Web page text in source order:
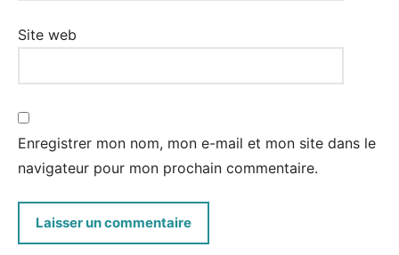
Site web
Enregistrer mon nom, mon e-mail et mon site dans le
navigateur pour mon prochain commentaire.